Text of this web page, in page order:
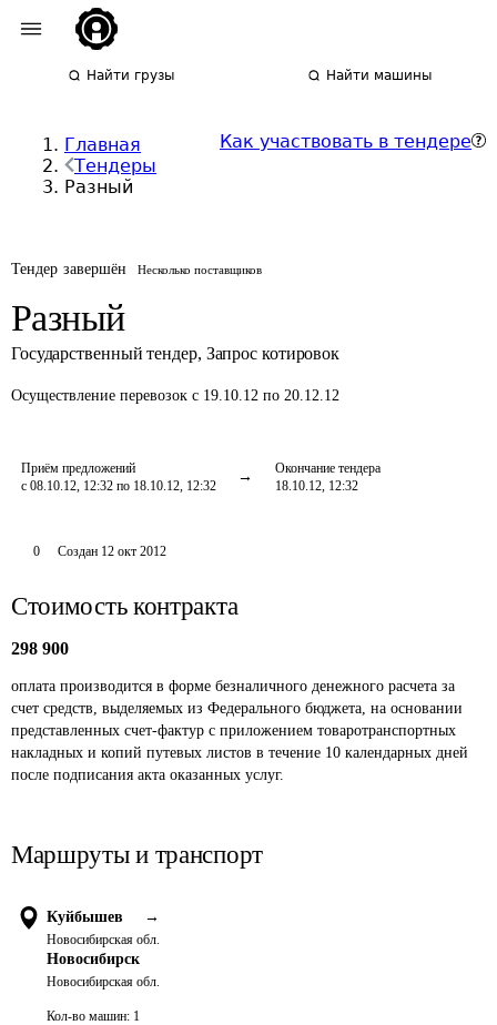
Найти грузы Найти машины
Главная
Тендеры
Разный
Как участвовать в тендере
Тендер завершён Несколько поставщиков
Разный
Государственный тендер, Запрос котировок
Осуществление перевозок с 19.10.12 по 20.12.12
Приём предложений
с 08.10.12, 12:32 по 18.10.12, 12:32
Окончание тендера
18.10.12, 12:32
0 Создан 12 окт 2012
Стоимость контракта
298 900
оплата производится в форме безналичного денежного расчета за
счет средств, выделяемых из Федерального бюджета, на основании
представленных счет-фактур с приложением товаротранспортных
накладных и копий путевых листов в течение 10 календарных дней
после подписания акта оказанных услуг.
Маршруты и транспорт
Куйбышев →
Новосибирская обл.
Новосибирск
Новосибирская обл.
Кол-во машин: 1